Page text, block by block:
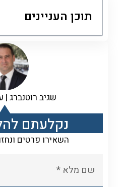
שגיב רוטנברג |
נקלעתם
השאירו פרטים
תוכן העניינים